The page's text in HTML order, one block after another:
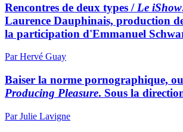
Rencontres de deux types / Le iShow
Laurence Dauphinais, production
la participation d'Emmanuel
Par Hervé Guay
Baiser la norme pornographique,
Producing Pleasure. Sous la
Par Julie Lavigne